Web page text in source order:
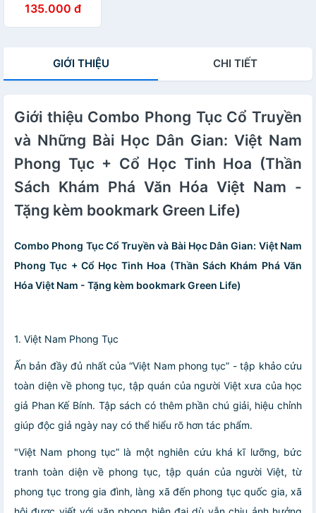
135.000 đ
GIỚI THIỆU CHI TIẾT
Giới thiệu Combo Phong Tục Cổ Truyền
và Những Bài Học Dân Gian: Việt Nam
Phong Tục + Cổ Học Tinh Hoa (Thần
Sách Khám Phá Văn Hóa Việt Nam -
Tặng kèm bookmark Green Life)
Combo Phong Tục Cổ Truyền và Bài Học Dân Gian: Việt Nam
Phong Tục +Cổ Học Tinh Hoa (Thần Sách Khám Phá Văn
Hóa Việt Nam - Tặng kèm bookmark Green Life)
1. Việt Nam Phong Tục
Ấn bản đầy đủ nhất của “Việt Nam phong tục” - tập khảo cứu
toàn diện về phong tục, tập quán của người Việt xưa của học
giả Phan Kế Bính. Tập sách có thêm phần chú giải, hiệu chỉnh
giúp độc giả ngày nay có thể hiểu rõ hơn tác phẩm.
"Việt Nam phong tục” là một nghiên cứu khá kĩ lưỡng, bức
tranh toàn diện về phong tục, tập quán của người Việt, từ
phong tục trong gia đình, làng xã đến phong tục quốc gia, xã